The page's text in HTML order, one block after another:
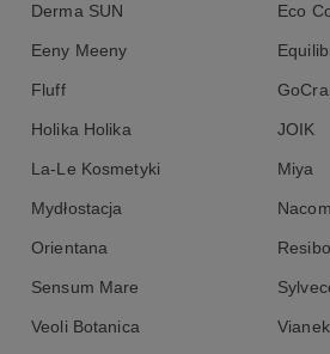
Derma SUN Eco
Eeny Meeny
Fluff
Holika Holika JOIK
La-Le Kosmetyki Miya
Mydłostacja
Orientana Resibo
Sensum Mare
Veoli Botanica Vianek